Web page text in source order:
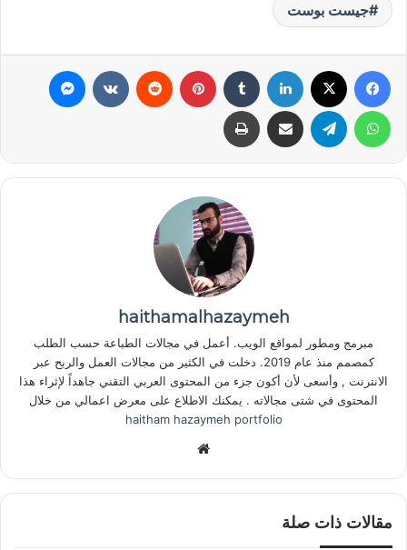
جيست بوست
haithamalhazaymeh
مبرمج ومطور لمواقع الويب. أعمل في مجالات الطباعة حسب الطلب
كمصمم منذ عام 2019. دخلت في الكثير من مجالات العمل والربح عبر
الانترنت , وأسعى لأن أكون جزء من المحتوى العربي التقني جاهداً لإثراء هذا
المحتوى في شتى مجالاته . يمكنك الاطلاع على معرض اعمالي من خلال
haitham hazaymeh portfolio
الوي
مقالات ذات صلة